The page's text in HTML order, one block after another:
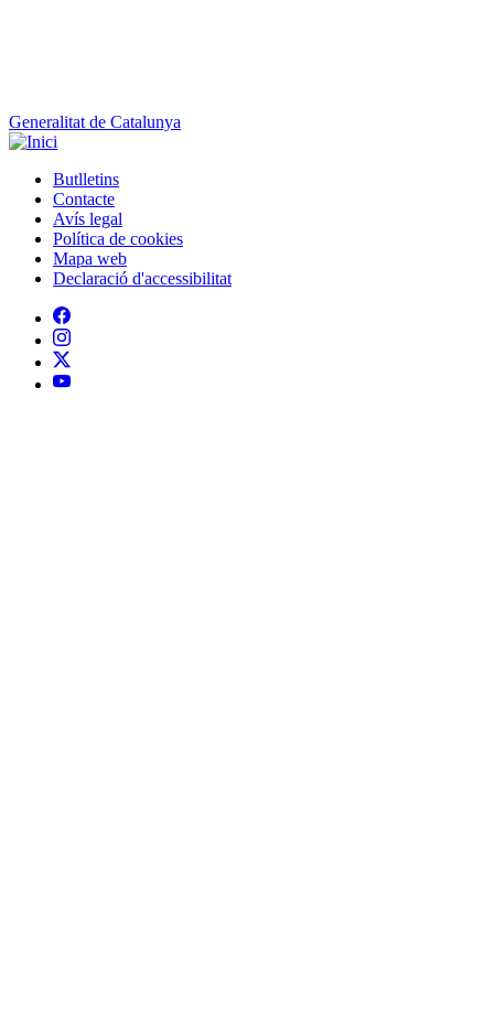
Generalitat de Catalunya
Peu
Butlletins
Contacte
Avís legal
Política de cookies
Mapa web
Declaració d'accessibilitat